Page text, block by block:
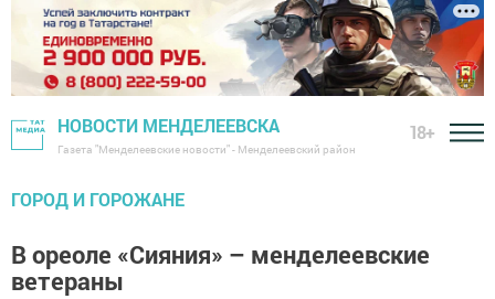
НОВОСТИ МЕНДЕЛЕЕВСКА
Газета "Менделеевские новости" - Менделеевский район
18+
ГОРОД И ГОРОЖАНЕ
В ореоле «Сияния» – менделеевские
ветераны